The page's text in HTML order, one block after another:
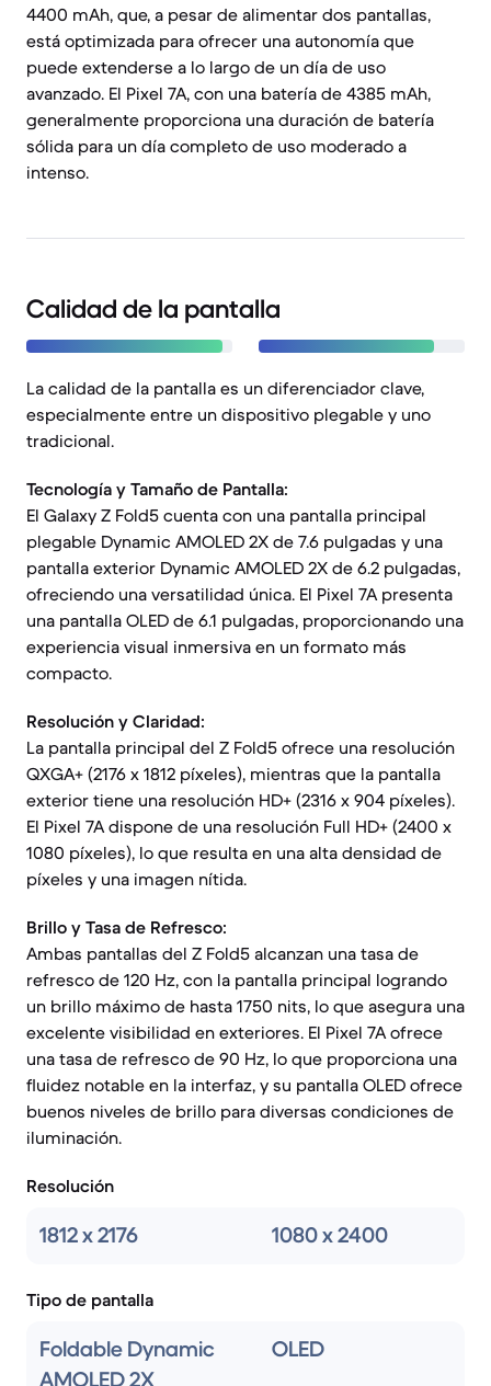
4400 mAh, que, a pesar de alimentar dos pantallas,
está optimizada para ofrecer una autonomía que
puede extenderse a lo largo de un día de uso
avanzado. El Pixel 7A, con una batería de 4385 mAh,
generalmente proporciona una duración de batería
sólida para un día completo de uso moderado a
intenso.
Calidad de la pantalla
La calidad de la pantalla es un diferenciador clave,
especialmente entre un dispositivo plegable y uno
tradicional.
Tecnología y Tamaño de Pantalla:
El Galaxy Z Fold5 cuenta con una pantalla principal
plegable Dynamic AMOLED 2X de 7.6 pulgadas y una
pantalla exterior Dynamic AMOLED 2X de 6.2 pulgadas,
ofreciendo una versatilidad única. El Pixel 7A presenta
una pantalla OLED de 6.1 pulgadas, proporcionando una
experiencia visual inmersiva en un formato más
compacto.
Resolución y Claridad:
La pantalla principal del Z Fold5 ofrece una resolución
QXGA+ (2176 x 1812 píxeles), mientras que la pantalla
exterior tiene una resolución HD+ (2316 x 904 píxeles).
El Pixel 7A dispone de una resolución Full HD+ (2400 x
1080 píxeles), lo que resulta en una alta densidad de
píxeles y una imagen nítida.
Brillo y Tasa de Refresco:
Ambas pantallas del Z Fold5 alcanzan una tasa de
refresco de 120 Hz, con la pantalla principal logrando
un brillo máximo de hasta 1750 nits, lo que asegura una
excelente visibilidad en exteriores. El Pixel 7A ofrece
una tasa de refresco de 90 Hz, lo que proporciona una
fluidez notable en la interfaz, y su pantalla OLED ofrece
buenos niveles de brillo para diversas condiciones de
iluminación.
Resolución
1812 x 2176 1080 x 2400
Tipo de pantalla
Foldable Dynamic
AMOLED 2X
OLED